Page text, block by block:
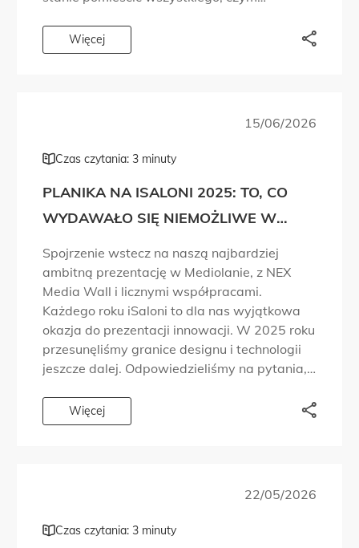
poza targowe przestrzenie, do tętniących
życiem dzielnic designu, i […]
Więcej
15/06/2026
Czas czytania: 3 minuty
PLANIKA NA ISALONI 2025: TO, CO
WYDAWAŁO SIĘ NIEMOŻLIWE W
STAŁO SIĘ RZECZYWISTOŚCIĄ!
Spojrzenie wstecz na naszą najbardziej
ambitną prezentację w Mediolanie, z NEX
Media Wall i licznymi współpracami.
Każdego roku iSaloni to dla nas wyjątkowa
okazja do prezentacji innowacji. W 2025 roku
przesunęliśmy granice designu i technologii
jeszcze dalej. Odpowiedzieliśmy na pytania,
abyście mogli doświadczyć marki Planika z
różnych perspektyw. Dlatego […]
Więcej
22/05/2026
Czas czytania: 3 minuty